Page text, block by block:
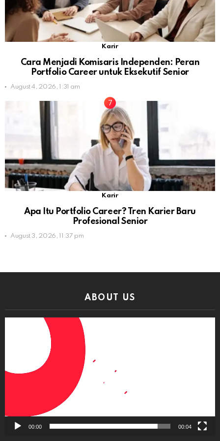
Karir
Cara Menjadi Komisaris Independen: Peran
Portfolio Career untuk Eksekutif Senior
August 4, 2026, 1:31 am
Karir
Apa Itu Portfolio Career? Tren Karier Baru
Profesional Senior
August 3, 2026, 11:37 pm
ABOUT US
00:00 00:04